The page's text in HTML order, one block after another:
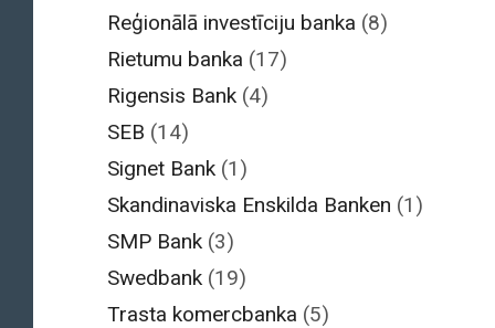
Reģionālā investīciju banka (8)
Rietumu banka (17)
Rigensis Bank (4)
SEB (14)
Signet Bank (1)
Skandinaviska Enskilda Banken (1)
SMP Bank (3)
Swedbank (19)
Trasta komercbanka (5)